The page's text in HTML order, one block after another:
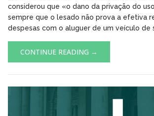
considerou que «o dano da privação do
sempre que o lesado não prova a efetiva
despesas com o aluguer de um veículo de
CONTINUE READING →